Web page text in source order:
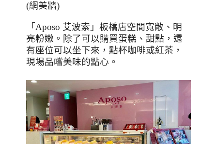
(網美牆)
「 Aposo 艾波索」板橋店空間寬敞、明
亮粉嫩。除了可以購買蛋糕、甜點，還
有座位可以坐下來，點杯咖啡或紅茶，
現場品嚐美味的點心。